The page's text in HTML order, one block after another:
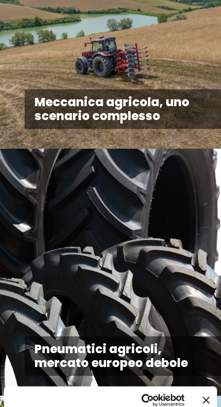
Meccanica agricola, uno
scenario complesso
Pneumatici agricoli,
mercato europeo debole